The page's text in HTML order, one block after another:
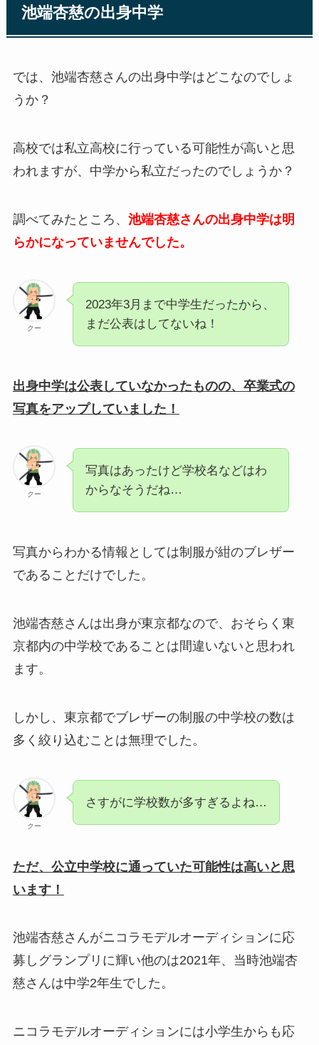
池端杏慈の出身中学
では、池端杏慈さんの出身中学はどこなのでしょ
うか？
高校では私立高校に行っている可能性が高いと思
われますが、中学から私立だったのでしょうか？
調べてみたところ、 池端杏慈さんの出身中学は明
らかになっていませんでした。
クー
2023年3月まで中学生だったから、
まだ公表はしてないね！
出身中学は公表していなかったものの、卒業式の
写真をアップしていました！
クー
写真はあったけど学校名などはわ
からなそうだね…
写真からわかる情報としては制服が紺のブレザー
であることだけでした。
池端杏慈さんは出身が東京都なので、おそらく東
京都内の中学校であることは間違いないと思われ
ます。
しかし、東京都でブレザーの制服の中学校の数は
多く絞り込むことは無理でした。
クー
さすがに学校数が多すぎるよね…
ただ、公立中学校に通っていた可能性は高いと思
います！
池端杏慈さんがニコラモデルオーディションに応
募しグランプリに輝い他のは2021年、当時池端杏
慈さんは中学2年生でした。
ニコラモデルオーディションには小学生からも応